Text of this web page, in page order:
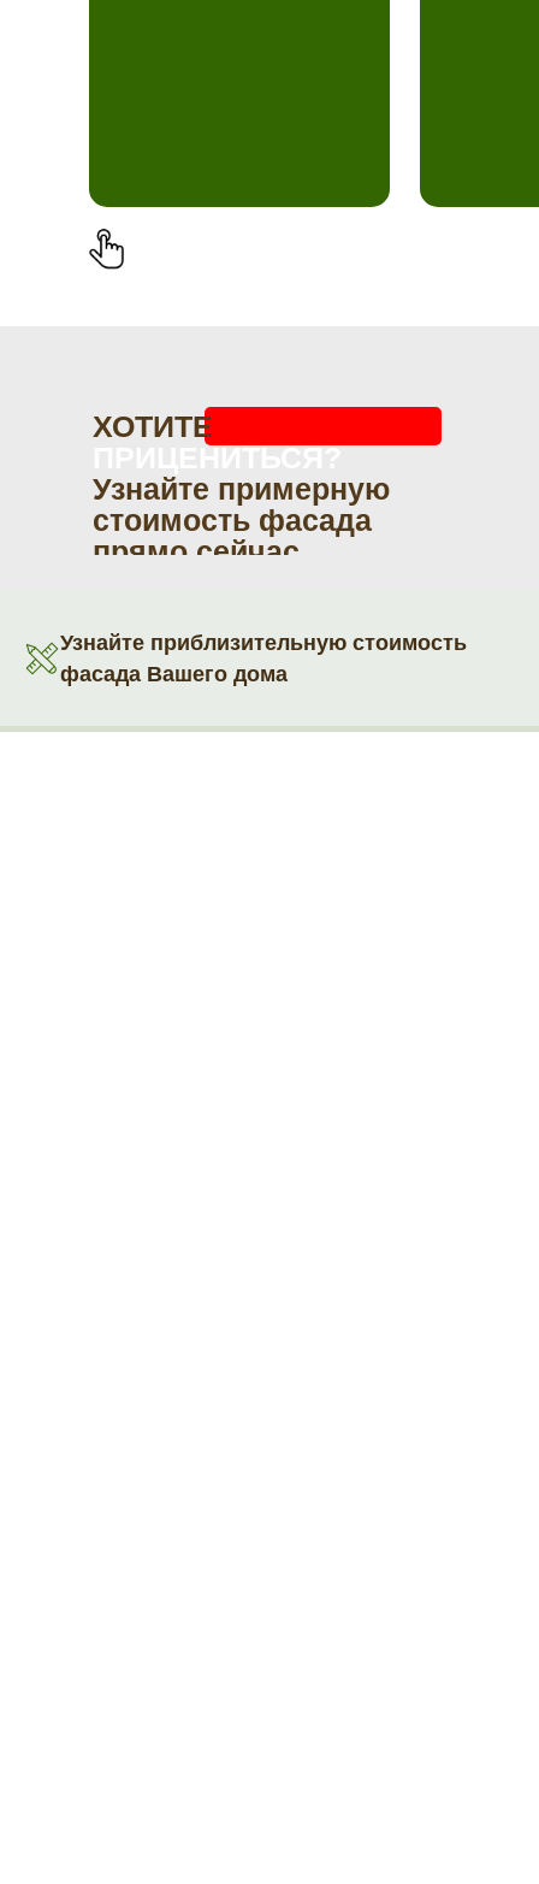
ХОТИТЕ
Узнайте примерную
стоимость фасада
прямо сейчас
Узнайте приблизительную стоимость
фасада Вашего дома